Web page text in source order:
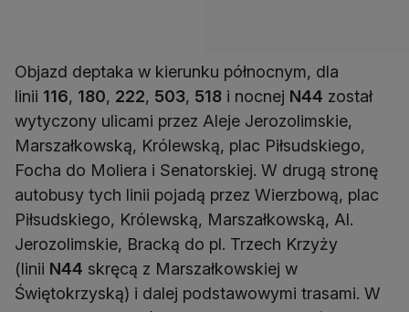
Objazd deptaka w kierunku północnym, dla
linii 116, 180, 222, 503, 518 i nocnej N44 został
wytyczony ulicami przez Aleje Jerozolimskie,
Marszałkowską, Królewską, plac Piłsudskiego,
Focha do Moliera i Senatorskiej. W drugą stronę
autobusy tych linii pojadą przez Wierzbową, plac
Piłsudskiego, Królewską, Marszałkowską, Al.
Jerozolimskie, Bracką do pl. Trzech Krzyży
(linii N44 skręcą z Marszałkowskiej w
Świętokrzyską) i dalej podstawowymi trasami. W